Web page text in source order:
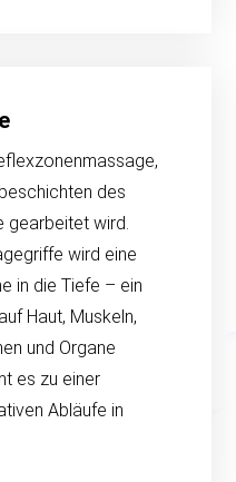
des
gearbeitet wird.
wird eine
in die Tiefe – ein
Haut, Muskeln,
und Organe
es zu einer
Abläufe in